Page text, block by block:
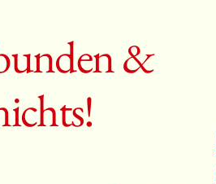
&